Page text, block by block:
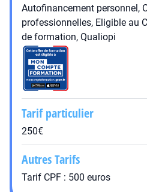
Autofinancement personnel,
professionnelles, Eligible au
de formation, Qualiopi
Tarif particulier
250€
Autres Tarifs
Tarif CPF : 500 euros